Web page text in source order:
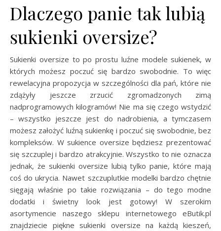
Dlaczego panie tak lubią
sukienki oversize?
Sukienki oversize to po prostu luźne modele sukienek, w
których możesz poczuć się bardzo swobodnie. To więc
rewelacyjna propozycja w szczególności dla pań, które nie
zdążyły jeszcze zrzucić zgromadzonych zimą
nadprogramowych kilogramów! Nie ma się czego wstydzić
– wszystko jeszcze jest do nadrobienia, a tymczasem
możesz założyć luźną sukienkę i poczuć się swobodnie, bez
kompleksów. W sukience oversize będziesz prezentować
się szczuplej i bardzo atrakcyjnie. Wszystko to nie oznacza
jednak, że sukienki oversize lubią tylko panie, które mają
coś do ukrycia. Nawet szczuplutkie modelki bardzo chętnie
sięgają właśnie po takie rozwiązania – do tego modne
dodatki i świetny look jest gotowy! W szerokim
asortymencie naszego sklepu internetowego eButik.pl
znajdziecie piękne sukienki oversize na każdą kieszeń,